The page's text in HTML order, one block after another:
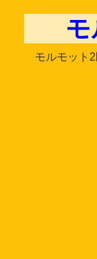
モ
モルモット